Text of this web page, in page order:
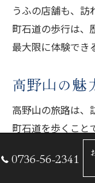
うふの店舗も、訪
町石道の歩行は、
最大限に体験でき
高野山の魅
高野山の旅路は、
町石道を歩くこと
す風景に触れる
えてくれます。こ
0736-56-2341